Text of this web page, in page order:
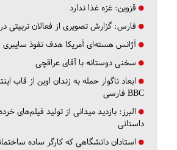
قزوین: غزه غذا ندارد
فارس: گزارش تصویری از فعالان تربیتی
آژانس هسته‌ای آمریکا هدف نفوذ سایبری
سخنی دوستانه با آقای عراقچی
ابعاد ناگوار حمله به زندان اوین از قاب
BBC فارسی
البرز: بازدید میدانی از تولید فیلم‌های
داستانی
استادان دانشگاهی که کارگر ساده